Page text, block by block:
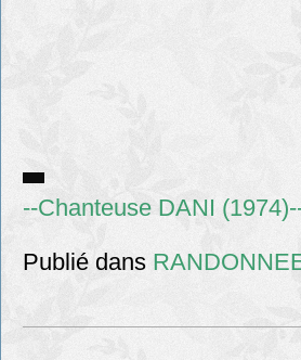
--Chanteuse DANI
Publié dans